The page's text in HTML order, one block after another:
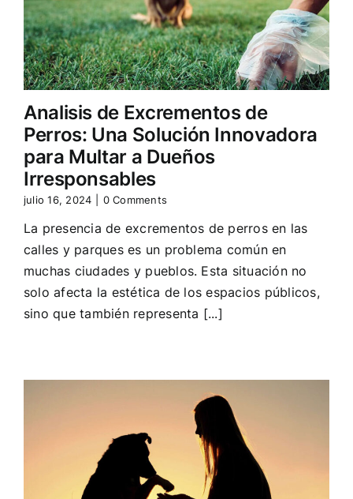
Analisis de Excrementos de
Perros: Una Solución Innovadora
para Multar a Dueños
Irresponsables
julio 16, 2024 0 Comments
La presencia de excrementos de perros en las
calles y parques es un problema común en
muchas ciudades y pueblos. Esta situación no
solo afecta la estética de los espacios públicos,
sino que también representa [...]